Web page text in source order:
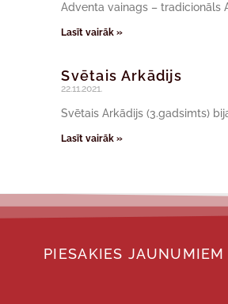
Adventa vainags – tradicionāls
Lasīt vairāk »
Svētais Arkādijs
22.11.2021.
Svētais Arkādijs (3.gadsimts)
Lasīt vairāk »
PIESAKIES